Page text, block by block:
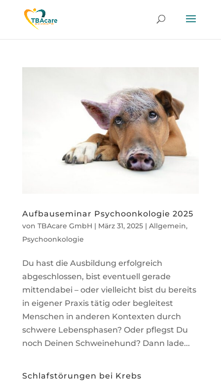
Aufbauseminar Psychoonkologie 2025
von TBAcare GmbH | März 31, 2025| Allgemein,
Psychoonkologie
Du hast die Ausbildung erfolgreich
abgeschlossen, bist eventuell gerade
mittendabei – oder vielleicht bist du bereits
in eigener Praxis tätig oder begleitest
Menschen in anderen Kontexten durch
schwere Lebensphasen? Oder pflegst Du
noch Deinen Schweinehund? Dann lade...
Schlafstörungen bei Krebs